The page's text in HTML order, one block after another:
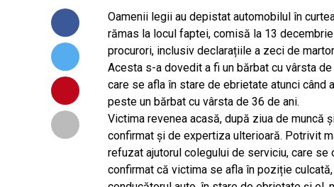
Oamenii legii au depistat automobilul în
rămas la locul faptei, comisă la 13
procurori, inclusiv declarațiile a zeci de
Acesta s-a dovedit a fi un bărbat cu vârsta
care se afla în stare de ebrietate atunci când
peste un bărbat cu vârsta de 36 de ani.
Victima revenea acasă, după ziua de muncă
confirmat și de expertiza ulterioară. Potrivit
refuzat ajutorul colegului de serviciu, care
confirmat că victima se afla în poziție